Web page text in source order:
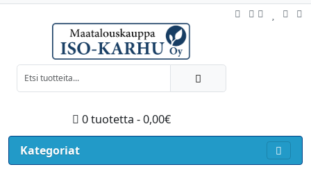
0 tuotetta - 0,00€
Kategoriat